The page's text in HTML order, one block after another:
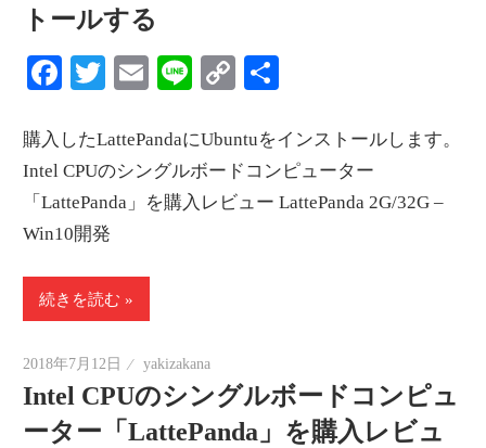
トールする
Facebook
Twitter
EmailLineCopy
購入したLattePandaにUbuntuをインストールします。
Intel CPUのシングルボードコンピューター
「LattePanda」を購入レビュー LattePanda 2G/32G –
Win10開発
続きを読む
2018年7月12日 yakizakana
Intel CPUのシングルボードコンピュ
ーター「LattePanda」を購入レビュ